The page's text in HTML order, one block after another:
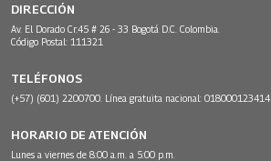
DIRECCIÓN
Av. El Dorado Cr.45 # 26 - 33 Bogotá D.C. Colombia.
Código Postal: 111321
TELÉFONOS
(+57) (601) 2200700. Línea gratuita nacional: 018000123414
HORARIO DE ATENCIÓN
Lunes a viernes de 8:00 a.m. a 5:00 p.m.